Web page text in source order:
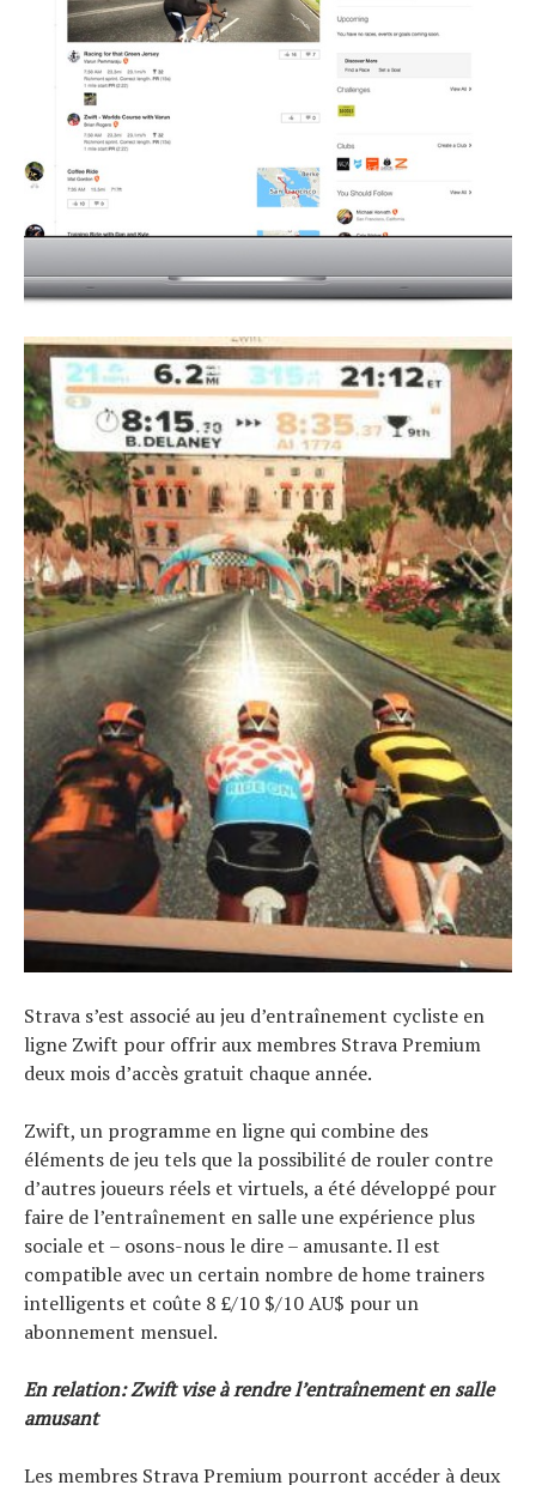
Strava s’est associé au jeu d’entraînement cycliste en
ligne Zwift pour offrir aux membres Strava Premium
deux mois d’accès gratuit chaque année.
Zwift, un programme en ligne qui combine des
éléments de jeu tels que la possibilité de rouler contre
d’autres joueurs réels et virtuels, a été développé pour
faire de l’entraînement en salle une expérience plus
sociale et – osons-nous le dire – amusante. Il est
compatible avec un certain nombre de home trainers
intelligents et coûte 8 £/10 $/10 AU$ pour un
abonnement mensuel.
En relation: Zwift vise à rendre l’entraînement en salle
amusant
Les membres Strava Premium pourront accéder à deux